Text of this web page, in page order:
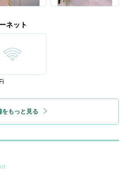
ネット
をもっと見る